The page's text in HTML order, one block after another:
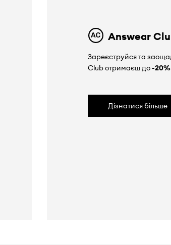
Answear
Зареєструйся та
Club отримаєш до-20%
Дізнатися більше